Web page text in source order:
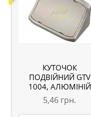
КУТОЧОК
ПОДВІЙНИЙ GTV
1004, АЛЮМІНІЙ
(695)
5,46 грн.